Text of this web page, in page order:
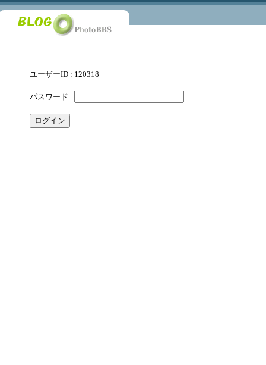
ユーザーID : 120318
パスワード :